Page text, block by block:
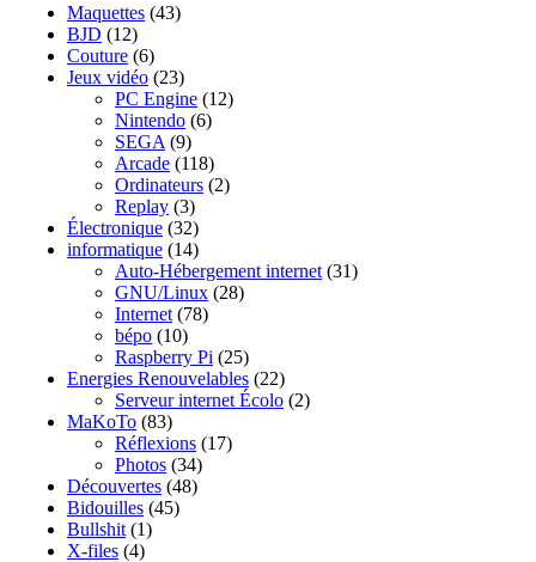
Maquettes (43)
BJD (12)
Couture (6)
Jeux vidéo (23)
PC Engine (12)
Nintendo (6)
SEGA (9)
Arcade (118)
Ordinateurs (2)
Replay (3)
Électronique (32)
informatique (14)
Auto-Hébergement internet (31)
GNU/Linux (28)
Internet (78)
bépo (10)
Raspberry Pi (25)
Energies Renouvelables (22)
Serveur internet Écolo (2)
MaKoTo (83)
Réflexions (17)
Photos (34)
Découvertes (48)
Bidouilles (45)
Bullshit (1)
X-files (4)